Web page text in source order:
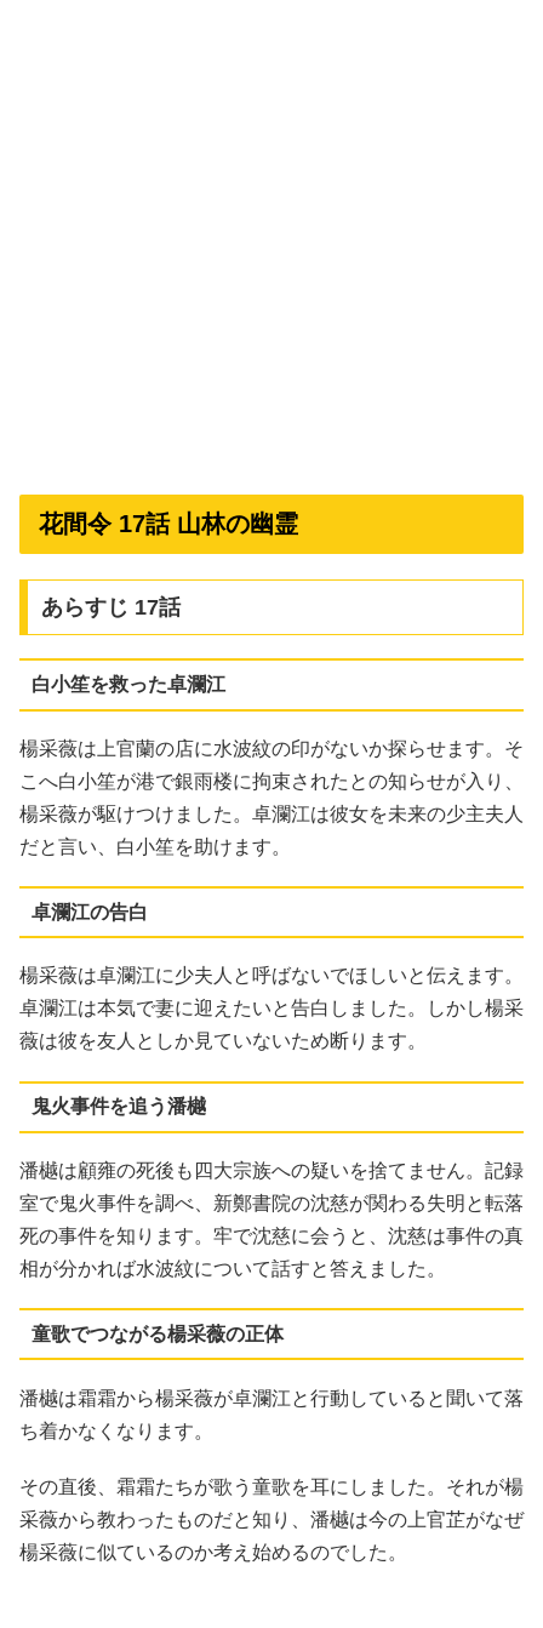
花間令 17話 山林の幽霊
あらすじ 17話
白小笙を救った卓瀾江
楊采薇は上官蘭の店に水波紋の印がないか探らせます。そ
こへ白小笙が港で銀雨楼に拘束されたとの知らせが入り、
楊采薇が駆けつけました。卓瀾江は彼女を未来の少主夫人
だと言い、白小笙を助けます。
卓瀾江の告白
楊采薇は卓瀾江に少夫人と呼ばないでほしいと伝えます。
卓瀾江は本気で妻に迎えたいと告白しました。しかし楊采
薇は彼を友人としか見ていないため断ります。
鬼火事件を追う潘樾
潘樾は顧雍の死後も四大宗族への疑いを捨てません。記録
室で鬼火事件を調べ、新鄭書院の沈慈が関わる失明と転落
死の事件を知ります。牢で沈慈に会うと、沈慈は事件の真
相が分かれば水波紋について話すと答えました。
童歌でつながる楊采薇の正体
潘樾は霜霜から楊采薇が卓瀾江と行動していると聞いて落
ち着かなくなります。
その直後、霜霜たちが歌う童歌を耳にしました。それが楊
采薇から教わったものだと知り、潘樾は今の上官芷がなぜ
楊采薇に似ているのか考え始めるのでした。